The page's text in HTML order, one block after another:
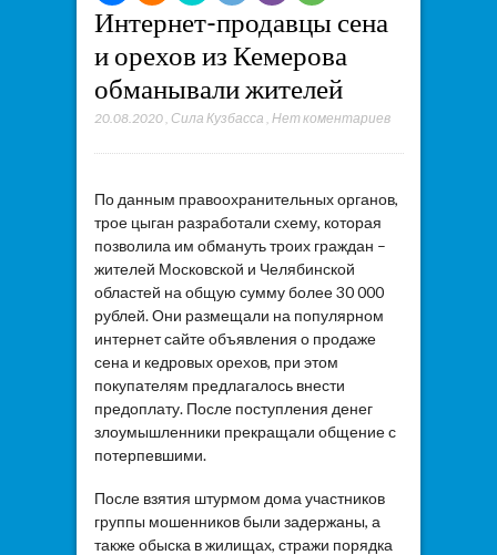
Интернет-продавцы сена
и орехов из Кемерова
обманывали жителей
20.08.2020, Сила Кузбасса Нет коментариев
По данным правоохранительных органов,
трое цыган разработали схему, которая
позволила им обмануть троих граждан –
жителей Московской и Челябинской
областей на общую сумму более 30 000
рублей. Они размещали на популярном
интернет сайте объявления о продаже
сена и кедровых орехов, при этом
покупателям предлагалось внести
предоплату. После поступления денег
злоумышленники прекращали общение с
потерпевшими.
После взятия штурмом дома участников
группы мошенников были задержаны, а
также обыска в жилищах, стражи порядка